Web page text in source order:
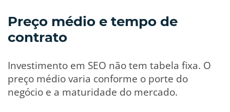
Preço médio e tempo de
contrato
Investimento em SEO não tem tabela fixa. O
preço médio varia conforme o porte do
negócio e a maturidade do mercado.